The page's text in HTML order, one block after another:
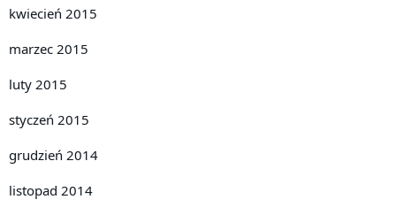
kwiecień 2015
marzec 2015
luty 2015
styczeń 2015
grudzień 2014
listopad 2014